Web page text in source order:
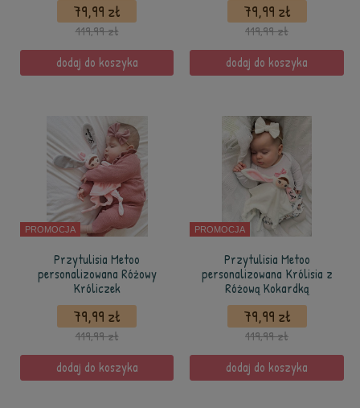
79,99 zł
119,99 zł
dodaj do koszyka
79,99 zł
119,99 zł
dodaj do koszyka
PROMOCJA
Przytulisia Metoo
personalizowana Różowy
Króliczek
79,99 zł
119,99 zł
dodaj do koszyka
PROMOCJA
Przytulisia Metoo
personalizowana Królisia z
Różową Kokardką
79,99 zł
119,99 zł
dodaj do koszyka